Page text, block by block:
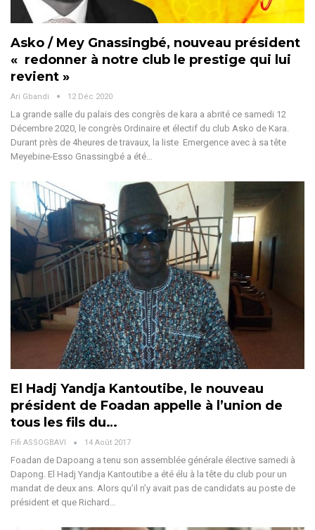
Asko / Mey Gnassingbé, nouveau président
« redonner à notre club le prestige qui lui
revient »
Ari Gbandi 12 Déc 2020
La grande salle du palais des congrès de kara a abrité ce samedi 12
Décembre 2020, le congrès Ordinaire et électif du club Asko de Kara.
Durant près de 4heures de travaux, la liste Emergence avec à sa tête
Meyebine-Esso Gnassingbé a été…
El Hadj Yandja Kantoutibe, le nouveau
président de Foadan appelle à l’union de
tous les fils du…
Fifi ASSOGBAVI 14 Août 2017
Foadan de Dapoang a tenu son assemblée générale élective samedi à
Dapong. El Hadj Yandja Kantoutibe a été élu à la tête du club pour un
mandat de deux ans. Alors qu’il n’y avait pas de candidats au poste de
président et que Richard…